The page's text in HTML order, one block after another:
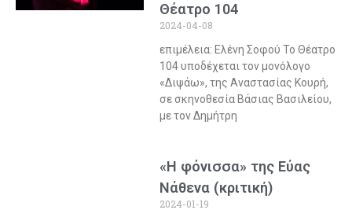
Θέατρο 104
2024-04-08
επιμέλεια: Ελένη Σοφού Το Θέατρο
104 υποδέχεται τον μονόλογο
«Διψάω», της Αναστασίας Κουρή,
σε σκηνοθεσία Βάσιας Βασιλείου,
με τον Δημήτρη
«H φόνισσα» της Εύας
Νάθενα (κριτική)
2024-01-19